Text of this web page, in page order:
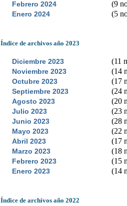
Febrero 2024 (9
Enero 2024 (5
Índice de archivos año 2023
Diciembre 2023 (11
Noviembre 2023 (14
Octubre 2023 (17
Septiembre 2023 (24
Agosto 2023 (20
Julio 2023 (23
Junio 2023 (28
Mayo 2023 (22
Abril 2023 (17
Marzo 2023 (18
Febrero 2023 (15
Enero 2023 (14
Índice de archivos año 2022